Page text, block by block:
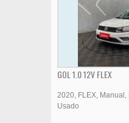
GOL 1.0 12V FLEX
2020 FLEX Manual
Usado